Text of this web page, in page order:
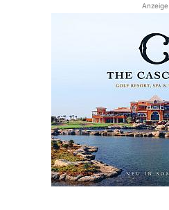
Anzeige